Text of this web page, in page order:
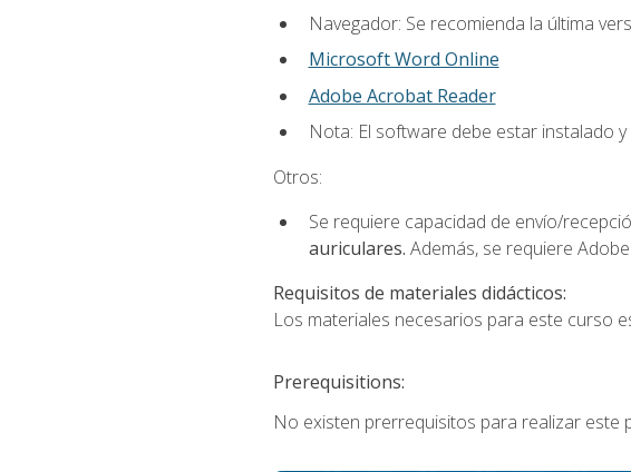
Navegador: Se recomienda la última
Microsoft Word Online
Adobe Acrobat Reader
Nota: El software debe estar instalado
Otros:
Se requiere capacidad de envío/
auriculares. Además, se requiere
Requisitos de materiales didácticos:
Los materiales necesarios para este curso
Prerequisitions:
No existen prerrequisitos para realizar este